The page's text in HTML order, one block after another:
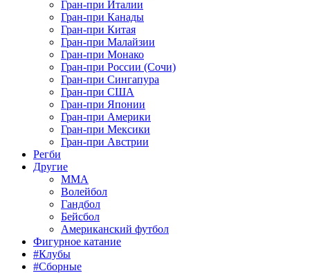
Гран-при Италии
Гран-при Канады
Гран-при Китая
Гран-при Малайзии
Гран-при Монако
Гран-при России (Сочи)
Гран-при Сингапура
Гран-при США
Гран-при Японии
Гран-при Америки
Гран-при Мексики
Гран-при Австрии
Регби
Другие
MMA
Волейбол
Гандбол
Бейсбол
Американский футбол
Фигурное катание
#Клубы
#Сборные